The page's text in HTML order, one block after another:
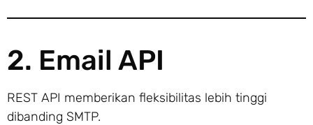
2. Email API
REST API memberikan fleksibilitas lebih tinggi
dibanding SMTP.